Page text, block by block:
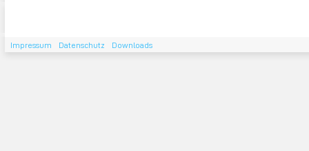
Impressum Datenschutz Downloads